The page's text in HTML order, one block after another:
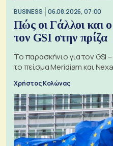
BUSINESS 06.08.2026, 07:00
Πώς οι Γάλλοι
τον GSI στην πρίζα
Το παρασκήνιο για τον
το πείσμα Meridiam και
Χρήστος Κολώνας